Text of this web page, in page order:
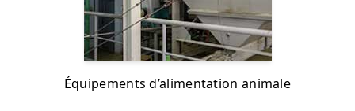
Équipements d’alimentation animale